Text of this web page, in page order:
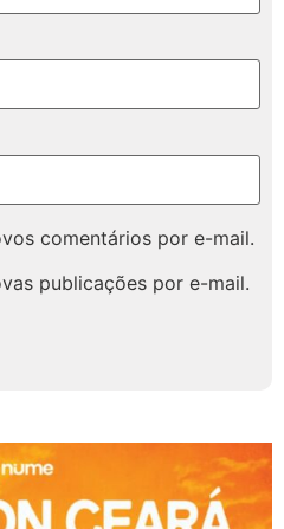
comentários por e-mail.
publicações por e-mail.